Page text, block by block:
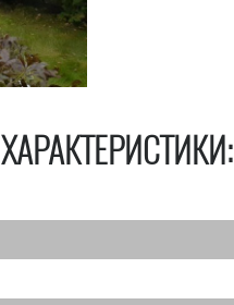
ХАРАКТЕРИСТИКИ: